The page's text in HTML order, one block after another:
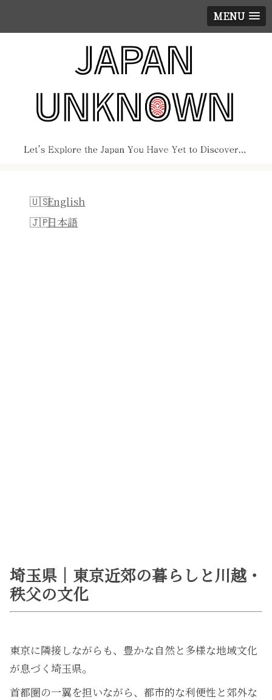
MENU
English
日本語
埼玉県｜東京近郊の暮らしと川越・
秩父の文化
東京に隣接しながらも、豊かな自然と多様な地域文化
が息づく埼玉県。
首都圏の一翼を担いながら、都市的な利便性と郊外な